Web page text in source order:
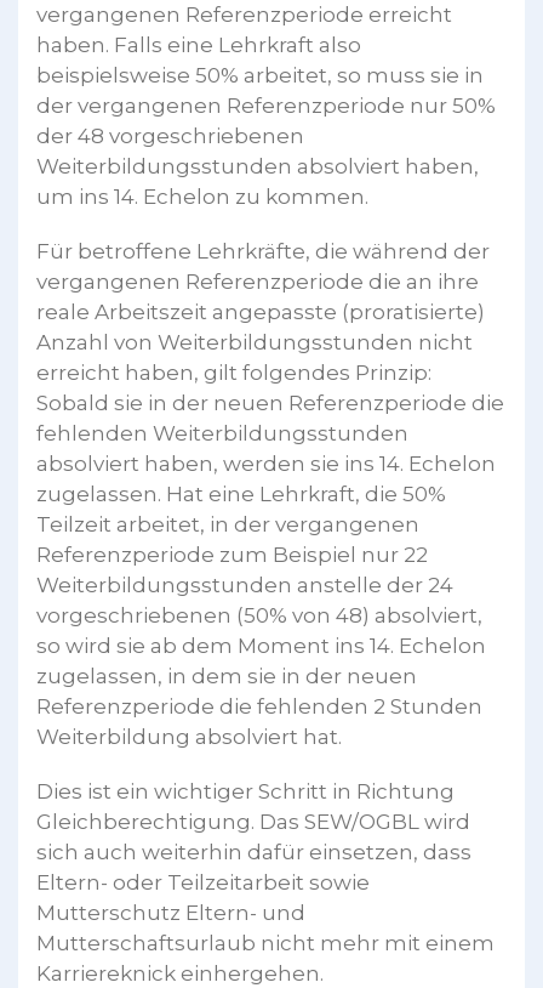
vergangenen Referenzperiode erreicht
haben. Falls eine Lehrkraft also
beispielsweise 50% arbeitet, so muss sie in
der vergangenen Referenzperiode nur 50%
der 48 vorgeschriebenen
Weiterbildungsstunden absolviert haben,
um ins 14. Echelon zu kommen.
Für betroffene Lehrkräfte, die während der
vergangenen Referenzperiode die an ihre
reale Arbeitszeit angepasste (proratisierte)
Anzahl von Weiterbildungsstunden nicht
erreicht haben, gilt folgendes Prinzip:
Sobald sie in der neuen Referenzperiode die
fehlenden Weiterbildungsstunden
absolviert haben, werden sie ins 14. Echelon
zugelassen. Hat eine Lehrkraft, die 50%
Teilzeit arbeitet, in der vergangenen
Referenzperiode zum Beispiel nur 22
Weiterbildungsstunden anstelle der 24
vorgeschriebenen (50% von 48) absolviert,
so wird sie ab dem Moment ins 14. Echelon
zugelassen, in dem sie in der neuen
Referenzperiode die fehlenden 2 Stunden
Weiterbildung absolviert hat.
Dies ist ein wichtiger Schritt in Richtung
Gleichberechtigung. Das SEW/OGBL wird
sich auch weiterhin dafür einsetzen, dass
Eltern- oder Teilzeitarbeit sowie
Mutterschutz Eltern- und
Mutterschaftsurlaub nicht mehr mit einem
Karriereknick einhergehen.